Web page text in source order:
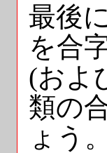
最後
を合
(およ
類の
ょう。